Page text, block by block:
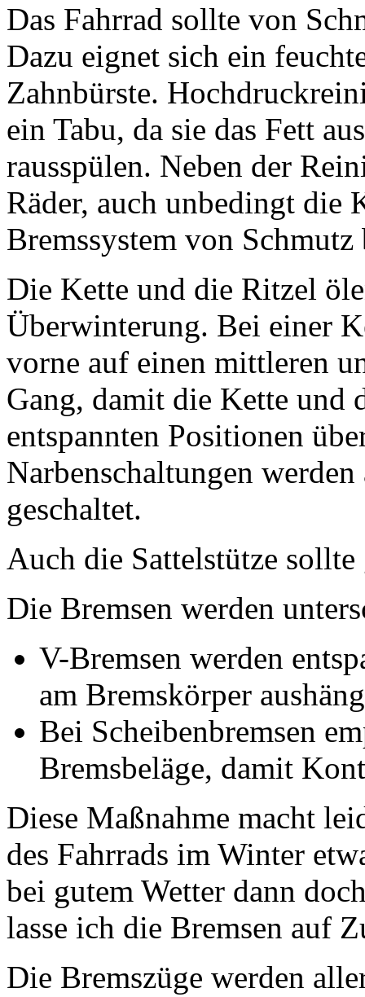
Das Fahrrad sollte von
Dazu eignet sich ein
Zahnbürste.
ein Tabu, da sie das Fett
rausspülen. Neben der
Räder, auch unbedingt die
Bremssystem von Schmutz
Die Kette und die Ritzel
Überwinterung. Bei einer
vorne auf einen mittleren
Gang, damit die Kette und
entspannten Positionen
Narbenschaltungen
geschaltet.
Auch die Sattelstütze
Die Bremsen werden
V-Bremsen werden
am Bremskörper
Bei Scheibenbremsen
Bremsbeläge, damit
Diese Maßnahme macht
des Fahrrads im Winter
bei gutem Wetter dann
lasse ich die Bremsen auf
Die Bremszüge werden